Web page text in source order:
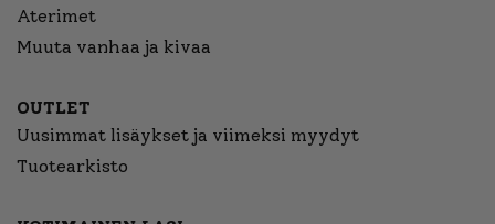
Aterimet
Muuta vanhaa ja kivaa
OUTLET
Uusimmat lisäykset ja viimeksi myydyt
Tuotearkisto